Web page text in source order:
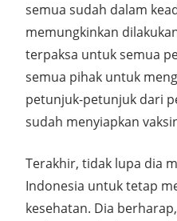
semua sudah dalam
memungkinkan
terpaksa untuk semua
semua pihak untuk
petunjuk-petunjuk dari
sudah menyiapkan
Terakhir, tidak lupa dia
Indonesia untuk tetap
kesehatan. Dia